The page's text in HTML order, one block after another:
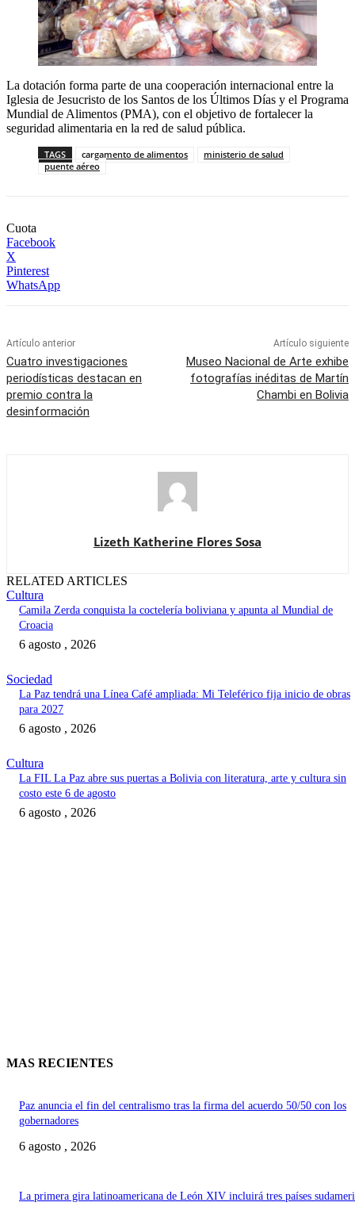
La dotación forma parte de una cooperación internacional entre la
Iglesia de Jesucristo de los Santos de los Últimos Días y el Programa
Mundial de Alimentos (PMA), con el objetivo de fortalecer la
seguridad alimentaria en la red de salud pública.
TAGS cargamento de alimentos
ministerio de salud
puente aéreo
Cuota
Facebook
X
Pinterest
WhatsApp
Artículo anterior
Cuatro investigaciones
periodísticas destacan en
premio contra la
desinformación
Artículo siguiente
Museo Nacional de Arte exhibe
fotografías inéditas de Martín
Chambi en Bolivia
Lizeth Katherine Flores Sosa
RELATED ARTICLES
Cultura
Camila Zerda conquista la coctelería boliviana y apunta al Mundial de
Croacia
6 agosto , 2026
Sociedad
La Paz tendrá una Línea Café ampliada: Mi Teleférico fija inicio de obras
para 2027
6 agosto , 2026
Cultura
La FIL La Paz abre sus puertas a Bolivia con literatura, arte y cultura sin
costo este 6 de agosto
6 agosto , 2026
MAS RECIENTES
Paz anuncia el fin del centralismo tras la firma del acuerdo 50/50 con los
gobernadores
6 agosto , 2026
La primera gira latinoamericana de León XIV incluirá tres países